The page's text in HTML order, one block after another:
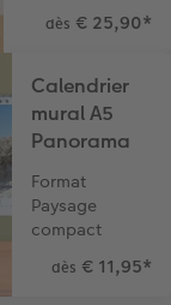
dès € 25,90*
Calendrier
mural A5
Panorama
Format
Paysage
compact
dès € 11,95*